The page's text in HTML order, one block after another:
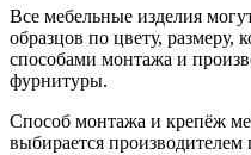
Все мебельные изделия
образцов по цвету, размеру,
способами монтажа и
фурнитуры.
Способ монтажа и крепёж
выбирается